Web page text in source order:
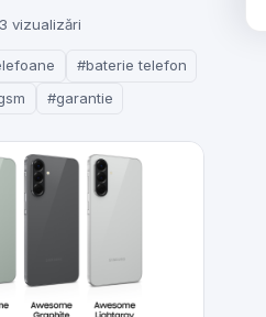
vizualizări
#baterie telefon
#garantie